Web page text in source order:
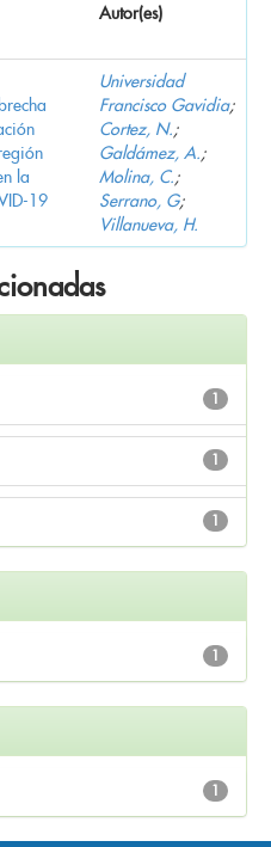
Autor(es)
la
19
Universidad
Francisco Gavidia;
Cortez, N.;
Galdámez, A.;
Molina, C.;
Serrano, G;
Villanueva, H.
1
1
1
1
1